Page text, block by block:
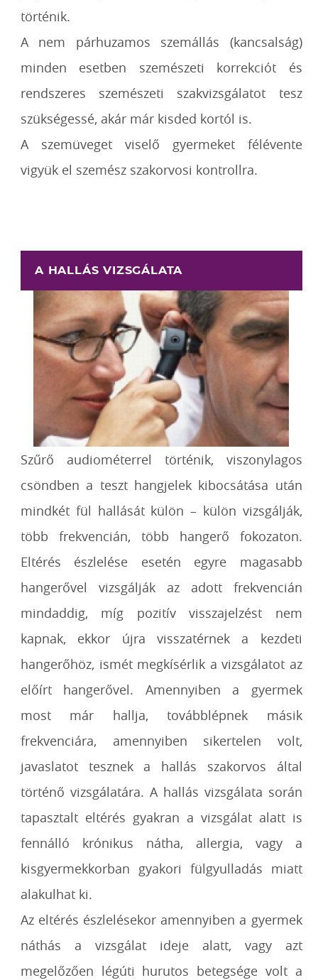
történik.
A nem párhuzamos szemállás (kancsalság)
minden esetben szemészeti korrekciót és
rendszeres szemészeti szakvizsgálatot tesz
szükségessé, akár már kisded kortól is.
A szemüveget viselő gyermeket félévente
vigyük el szemész szakorvosi kontrollra.
A HALLÁS VIZSGÁLATA
Szűrő audiométerrel történik, viszonylagos
csöndben a teszt hangjelek kibocsátása után
mindkét fül hallását külön – külön vizsgálják,
több frekvencián, több hangerő fokozaton.
Eltérés észlelése esetén egyre magasabb
hangerővel vizsgálják az adott frekvencián
mindaddig, míg pozitív visszajelzést nem
kapnak, ekkor újra visszatérnek a kezdeti
hangerőhöz, ismét megkísérlik a vizsgálatot az
előírt hangerővel. Amennyiben a gyermek
most már hallja, továbblépnek másik
frekvenciára, amennyiben sikertelen volt,
javaslatot tesznek a hallás szakorvos által
történő vizsgálatára. A hallás vizsgálata során
tapasztalt eltérés gyakran a vizsgálat alatt is
fennálló krónikus nátha, allergia, vagy a
kisgyermekkorban gyakori fülgyulladás miatt
alakulhat ki.
Az eltérés észlelésekor amennyiben a gyermek
náthás a vizsgálat ideje alatt, vagy azt
megelőzően légúti hurutos betegsége volt a